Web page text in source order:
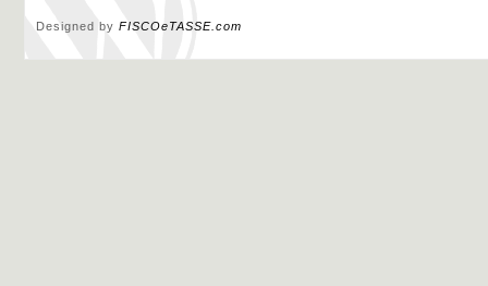
Designed by FISCOeTASSE.com